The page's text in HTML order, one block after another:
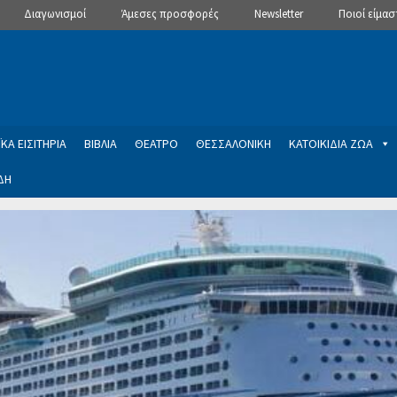
Διαγωνισμοί Άμεσες προσφορές Newsletter Ποιοί
ΕΙΣΙΤΗΡΙΑ ΒΙΒΛΙΑ ΘΕΑΤΡΟ ΘΕΣΣΑΛΟΝΙΚΗ ΚΑΤΟΙΚΙΔΙΑ ΖΩΑ
Newsletter
εγγραφής στο Newsletter του Dealistas.grΕπικοινωνία